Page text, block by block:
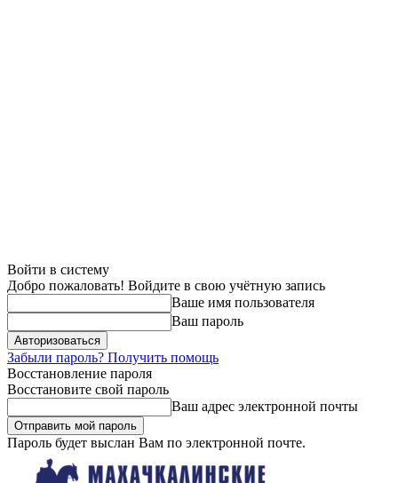
Войти в систему
Добро пожаловать! Войдите в свою учётную запись
Ваше имя пользователя
Ваш пароль
Забыли пароль? Получить помощь
Восстановление пароля
Восстановите свой пароль
Ваш адрес электронной почты
Пароль будет выслан Вам по электронной почте.